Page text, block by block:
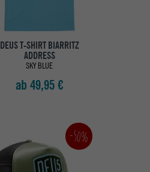
DEUS T-SHIRT BIARRITZ
ADDRESS
SKY BLUE
ab 49,95 €
-50%